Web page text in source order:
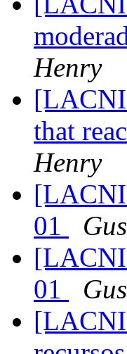
Henry
that
Henry
01
01